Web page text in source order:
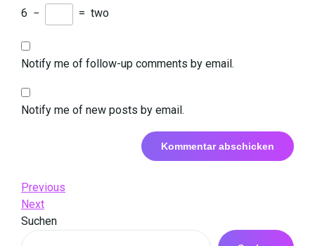
6 − = two
Notify me of follow-up comments by email.
Notify me of new posts by email.
Beitrags-
Navigation
Previous
Post
Previous
Next
Post
Next
Suchen